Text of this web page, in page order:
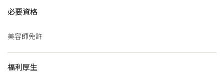
必要資格
美容師免許
福利厚生